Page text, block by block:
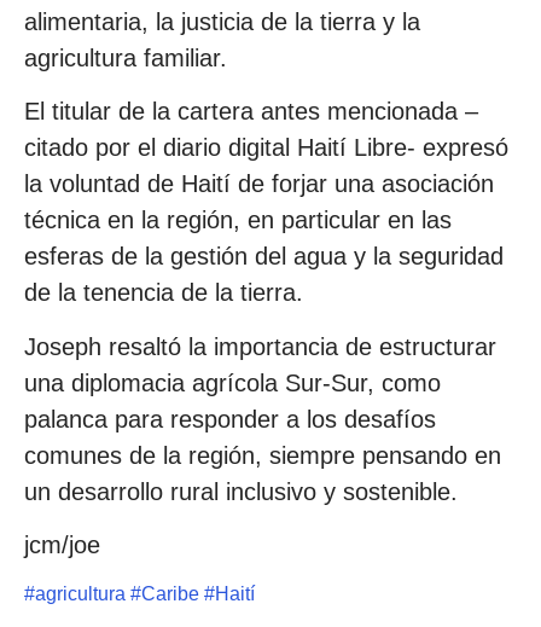
alimentaria, la justicia de la tierra y la
agricultura familiar.
El titular de la cartera antes mencionada –
citado por el diario digital Haití Libre- expresó
la voluntad de Haití de forjar una asociación
técnica en la región, en particular en las
esferas de la gestión del agua y la seguridad
de la tenencia de la tierra.
Joseph resaltó la importancia de estructurar
una diplomacia agrícola Sur-Sur, como
palanca para responder a los desafíos
comunes de la región, siempre pensando en
un desarrollo rural inclusivo y sostenible.
jcm/joe
#agricultura #Caribe #Haití